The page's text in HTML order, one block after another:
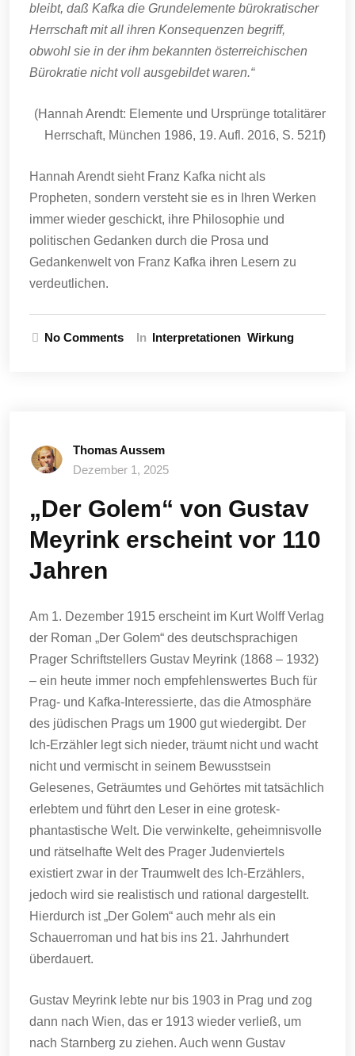
bleibt, daß Kafka die Grundelemente bürokratischer
Herrschaft mit all ihren Konsequenzen begriff,
obwohl sie in der ihm bekannten österreichischen
Bürokratie nicht voll ausgebildet waren.“
(Hannah Arendt: Elemente und Ursprünge totalitärer
Herrschaft, München 1986, 19. Aufl. 2016, S. 521f)
Hannah Arendt sieht Franz Kafka nicht als
Propheten, sondern versteht sie es in Ihren Werken
immer wieder geschickt, ihre Philosophie und
politischen Gedanken durch die Prosa und
Gedankenwelt von Franz Kafka ihren Lesern zu
verdeutlichen.
No Comments In Interpretationen Wirkung
Thomas Aussem
Dezember 1, 2025
„Der Golem“ von Gustav
Meyrink erscheint vor 110
Jahren
Am 1. Dezember 1915 erscheint im Kurt Wolff Verlag
der Roman „Der Golem“ des deutschsprachigen
Prager Schriftstellers Gustav Meyrink (1868 – 1932)
– ein heute immer noch empfehlenswertes Buch für
Prag- und Kafka-Interessierte, das die Atmosphäre
des jüdischen Prags um 1900 gut wiedergibt. Der
Ich-Erzähler legt sich nieder, träumt nicht und wacht
nicht und vermischt in seinem Bewusstsein
Gelesenes, Geträumtes und Gehörtes mit tatsächlich
erlebtem und führt den Leser in eine grotesk-
phantastische Welt. Die verwinkelte, geheimnisvolle
und rätselhafte Welt des Prager Judenviertels
existiert zwar in der Traumwelt des Ich-Erzählers,
jedoch wird sie realistisch und rational dargestellt.
Hierdurch ist „Der Golem“ auch mehr als ein
Schauerroman und hat bis ins 21. Jahrhundert
überdauert.
Gustav Meyrink lebte nur bis 1903 in Prag und zog
dann nach Wien, das er 1913 wieder verließ, um
nach Starnberg zu ziehen. Auch wenn Gustav